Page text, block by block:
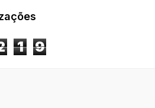
1 9